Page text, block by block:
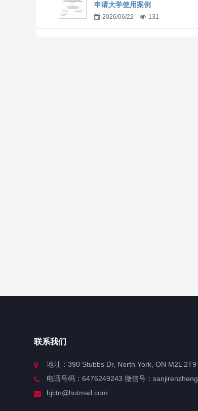
申请大学使用案例
2026/06/22 131
联系我们
地址：390 Stubbs Dr, North York, ON M2L 2T9
电话号码：6476249243 微信号：sanjirenzheng
bjctn@hotmail.com